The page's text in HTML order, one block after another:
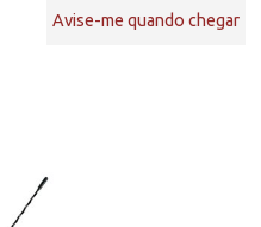
Avise-me quando chegar